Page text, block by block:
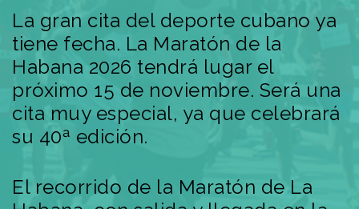
La gran cita del deporte cubano ya
tiene fecha. La Maratón de la
Habana 2026 tendrá lugar el
próximo 15 de noviembre. Será una
cita muy especial, ya que celebrará
su 40ª edición.
El recorrido de la Maratón de La